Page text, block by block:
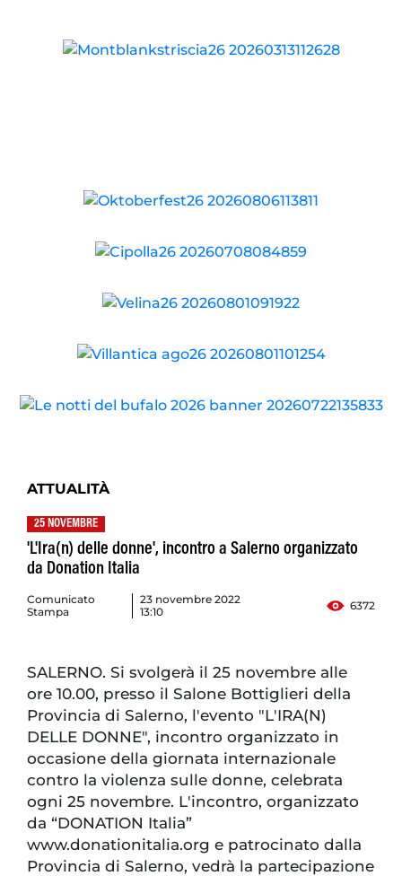
ATTUALITÀ
25 NOVEMBRE
'L'Ira(n) delle donne', incontro a Salerno organizzato
da Donation Italia
Comunicato
Stampa
23 novembre 2022
13:10
6372
SALERNO. Si svolgerà il 25 novembre alle
ore 10.00, presso il Salone Bottiglieri della
Provincia di Salerno, l'evento "L'IRA(N)
DELLE DONNE", incontro organizzato in
occasione della giornata internazionale
contro la violenza sulle donne, celebrata
ogni 25 novembre. L'incontro, organizzato
da “DONATION Italia”
www.donationitalia.org e patrocinato dalla
Provincia di Salerno, vedrà la partecipazione